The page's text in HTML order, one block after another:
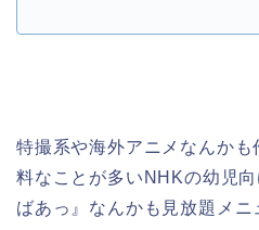
特撮系や海外アニメなんか
料なことが多いNHKの幼児
ばあっ』なんかも見放題メニ